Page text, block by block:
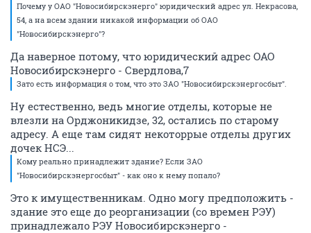
Почему у ОАО "Новосибирскэнерго" юридический адрес ул. Некрасова,
54, а на всем здании никакой информации об ОАО
"Новосибирскэнерго"?
Да наверное потому, что юридический адрес ОАО
Новосибирскэнерго - Свердлова,7
Зато есть информация о том, что это ЗАО "Новосибирскэнергосбыт".
Ну естественно, ведь многие отделы, которые не
влезли на Орджоникидзе, 32, остались по старому
адресу. А еще там сидят некоторрые отделы других
дочек НСЭ...
Кому реально принадлежит здание? Если ЗАО
"Новосибирскэнергосбыт" - как оно к нему попало?
Это к имущественникам. Одно могу предположить -
здание это еще до реорганизации (со времен РЭУ)
принадлежало РЭУ Новосибирскэнерго -